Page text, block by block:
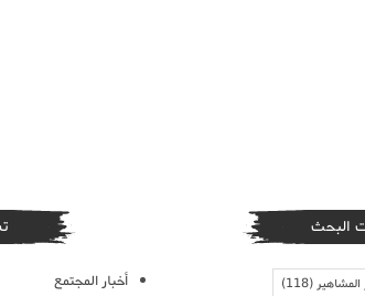
البحث
المشاهير(118)
أخبار المجتمع